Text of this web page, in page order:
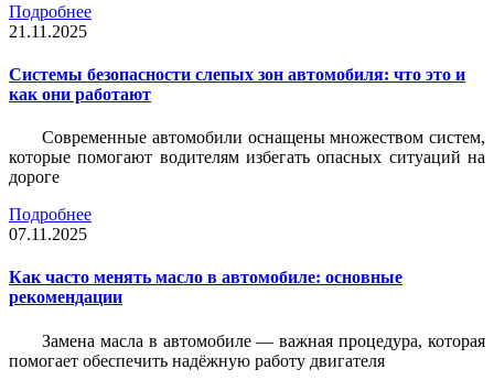
Подробнее
21.11.2025
Системы безопасности слепых зон автомобиля: что это и
как они работают
Современные автомобили оснащены множеством систем,
которые помогают водителям избегать опасных ситуаций на
дороге
Подробнее
07.11.2025
Как часто менять масло в автомобиле: основные
рекомендации
Замена масла в автомобиле — важная процедура, которая
помогает обеспечить надёжную работу двигателя